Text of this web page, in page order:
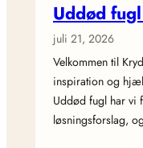
Uddød
juli 21, 2026
Velkommen til
inspiration og
Uddød fugl har vi
løsningsforslag,